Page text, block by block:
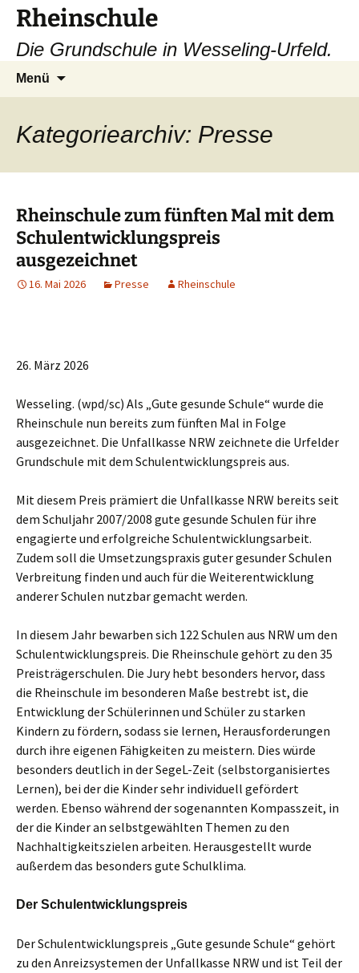
Zum
Inhalt
springen
Rheinschule
Die Grundschule in Wesseling-Urfeld.
Menü
Kategoriearchiv: Presse
Rheinschule zum fünften Mal mit dem
Schulentwicklungspreis
ausgezeichnet
16. Mai 2026 Presse Rheinschule
26. März 2026
Wesseling. (wpd/sc) Als „Gute gesunde Schule“ wurde die
Rheinschule nun bereits zum fünften Mal in Folge
ausgezeichnet. Die Unfallkasse NRW zeichnete die Urfelder
Grundschule mit dem Schulentwicklungspreis aus.
Mit diesem Preis prämiert die Unfallkasse NRW bereits seit
dem Schuljahr 2007/2008 gute gesunde Schulen für ihre
engagierte und erfolgreiche Schulentwicklungsarbeit.
Zudem soll die Umsetzungspraxis guter gesunder Schulen
Verbreitung finden und auch für die Weiterentwicklung
anderer Schulen nutzbar gemacht werden.
In diesem Jahr bewarben sich 122 Schulen aus NRW um den
Schulentwicklungspreis. Die Rheinschule gehört zu den 35
Preisträgerschulen. Die Jury hebt besonders hervor, dass
die Rheinschule im besonderen Maße bestrebt ist, die
Entwicklung der Schülerinnen und Schüler zu starken
Kindern zu fördern, sodass sie lernen, Herausforderungen
durch ihre eigenen Fähigkeiten zu meistern. Dies würde
besonders deutlich in der SegeL-Zeit (selbstorganisiertes
Lernen), bei der die Kinder sehr individuell gefördert
werden. Ebenso während der sogenannten Kompasszeit, in
der die Kinder an selbstgewählten Themen zu den
Nachhaltigkeitszielen arbeiten. Herausgestellt wurde
außerdem das besonders gute Schulklima.
Der Schulentwicklungspreis
Der Schulentwicklungspreis „Gute gesunde Schule“ gehört
zu den Anreizsystemen der Unfallkasse NRW und ist Teil der